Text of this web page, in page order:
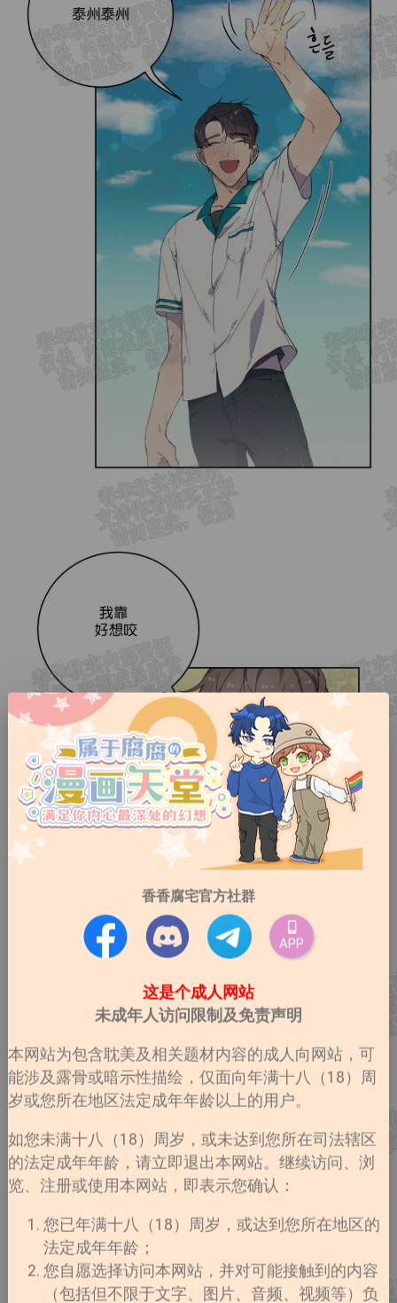
香香腐宅官方社群
APP
这是个成人网站
未成年人访问限制及免责声明
本网站为包含耽美及相关题材内容的成人向网站，可
能涉及露骨或暗示性描绘，仅面向年满十八（18）周
岁或您所在地区法定成年年龄以上的用户。
如您未满十八（18）周岁，或未达到您所在司法辖区
的法定成年年龄，请立即退出本网站。继续访问、浏
览、注册或使用本网站，即表示您确认：
您已年满十八（18）周岁，或达到您所在地区的
法定成年年龄；
您自愿选择访问本网站，并对可能接触到的内容
（包括但不限于文字、图片、音频、视频等）负